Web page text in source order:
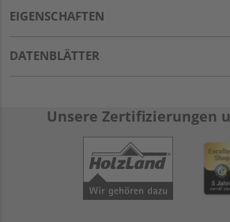
EIGENSCHAFTEN
DATENBLÄTTER
Unsere Zertifizierungen